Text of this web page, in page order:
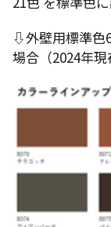
⇩外壁用標準色
場合（2024年現